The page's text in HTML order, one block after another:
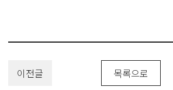
이전글 목록으로